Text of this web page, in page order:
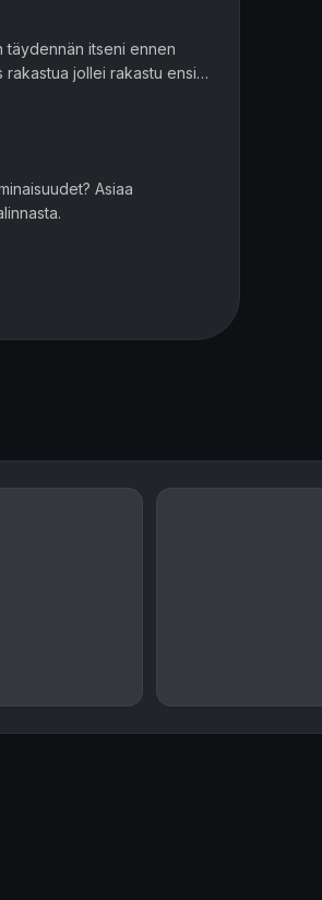
täydennän itseni ennen
jollei rakastu ensin
Asiaa